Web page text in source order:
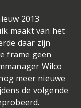
2013
maakt van het
daar zijn
frame geen
Wilco
meer nieuwe
de volgende